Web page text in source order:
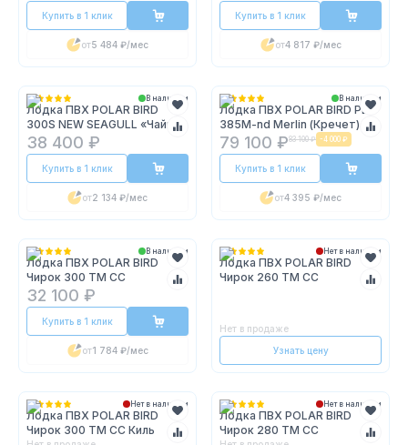
Купить в 1 клик
от5 484 ₽/мес
Купить в 1 клик
от4 817 ₽/мес
В наличии
Лодка ПВХ POLAR BIRD
300S NEW SEAGULL «Чайка»
38 400 ₽
Купить в 1 клик
от2 134 ₽/мес
В наличии
Лодка ПВХ POLAR BIRD PB-
385M-nd Merlin (Кречет)
79 100 ₽83 100 ₽ -4 000 ₽
Купить в 1 клик
от4 395 ₽/мес
В наличии
Лодка ПВХ POLAR BIRD
Чирок 300 ТМ СС
32 100 ₽
Купить в 1 клик
от1 784 ₽/мес
Нет в наличии
Лодка ПВХ POLAR BIRD
Чирок 260 ТМ СС
Нет в продаже
Узнать цену
Нет в наличии
Лодка ПВХ POLAR BIRD
Чирок 300 ТМ СС Киль
Нет в наличии
Лодка ПВХ POLAR BIRD
Чирок 280 ТМ СС